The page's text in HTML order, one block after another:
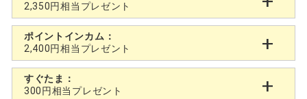
2,350円相当プレゼント
ポイントインカム：
2,400円相当プレゼント
すぐたま：
300円相当プレゼント